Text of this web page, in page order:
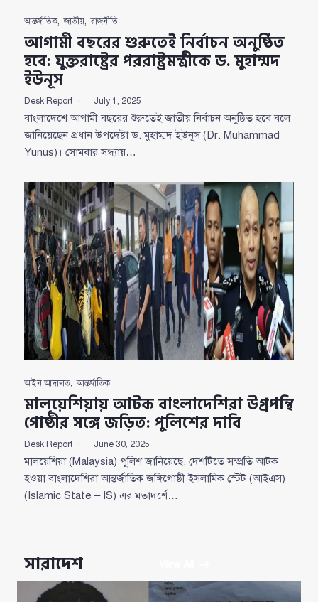
আন্তর্জাতিক,জাতীয়,রাজনীতি
আগামী বছরের শুরুতেই নির্বাচন অনুষ্ঠিত
হবে: যুক্তরাষ্ট্রের পররাষ্ট্রমন্ত্রীকে ড. মুহাম্মদ
ইউনূস
Desk Report July 1, 2025
বাংলাদেশে আগামী বছরের শুরুতেই জাতীয় নির্বাচন অনুষ্ঠিত হবে বলে
জানিয়েছেন প্রধান উপদেষ্টা ড. মুহাম্মদ ইউনূস (Dr. Muhammad
Yunus)। সোমবার সন্ধ্যায়…
আইন আদালত ,আন্তর্জাতিক
মালয়েশিয়ায় আটক বাংলাদেশিরা উগ্রপন্থি
গোষ্ঠীর সঙ্গে জড়িত: পুলিশের দাবি
Desk Report June 30, 2025
মালয়েশিয়া (Malaysia) পুলিশ জানিয়েছে, দেশটিতে সম্প্রতি আটক
হওয়া বাংলাদেশিরা আন্তর্জাতিক জঙ্গিগোষ্ঠী ইসলামিক স্টেট (আইএস)
(Islamic State – IS) এর মতাদর্শে…
সারাদেশ